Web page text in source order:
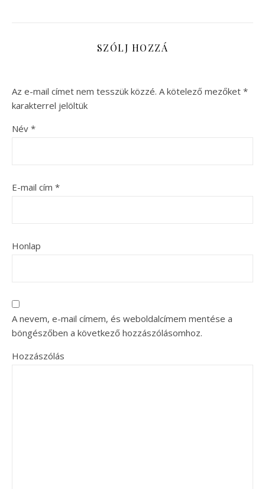
SZÓLJ HOZZÁ
Az e-mail címet nem tesszük közzé. A kötelező mezőket *
karakterrel jelöltük
Név *
E-mail cím *
Honlap
A nevem, e-mail címem, és weboldalcímem mentése a
böngészőben a következő hozzászólásomhoz.
Hozzászólás